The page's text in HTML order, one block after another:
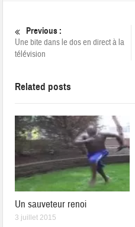
Previous :
Une bite dans le dos en direct à la
télévision
Related posts
Un sauveteur renoi
3 juillet 2015